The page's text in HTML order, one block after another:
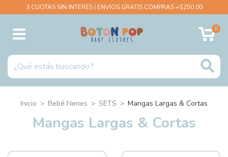
3 CUOTAS SIN INTERÉS | ENVÍOS GRATIS COMPRAS +$250.00
0
Inicio > Bebé Nenes > SETS > Mangas Largas & Cortas
Mangas Largas & Cortas